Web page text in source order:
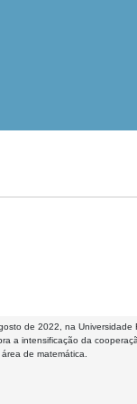
de 2022, na
a intensificação da
de matemática.